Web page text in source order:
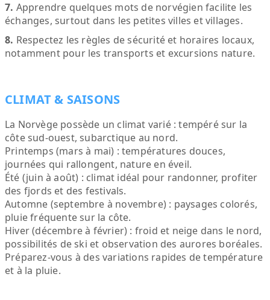
7. Apprendre quelques mots de norvégien facilite les
échanges, surtout dans les petites villes et villages.
8. Respectez les règles de sécurité et horaires locaux,
notamment pour les transports et excursions nature.
CLIMAT & SAISONS
La Norvège possède un climat varié : tempéré sur la
côte sud-ouest, subarctique au nord.
Printemps (mars à mai) : températures douces,
journées qui rallongent, nature en éveil.
Été (juin à août) : climat idéal pour randonner, profiter
des fjords et des festivals.
Automne (septembre à novembre) : paysages colorés,
pluie fréquente sur la côte.
Hiver (décembre à février) : froid et neige dans le nord,
possibilités de ski et observation des aurores boréales.
Préparez-vous à des variations rapides de température
et à la pluie.